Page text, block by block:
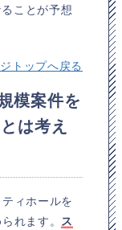
ことが予想
トップへ戻る
模案件を
は考え
ィホールを
れます。 ス